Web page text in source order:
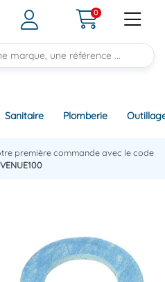
0
Sanitaire Plomberie
première commande avec le code